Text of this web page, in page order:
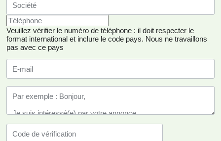
Veuillez vérifier le numéro de téléphone : il doit respecter le
format international et inclure le code pays. Nous ne travaillons
pas avec ce pays